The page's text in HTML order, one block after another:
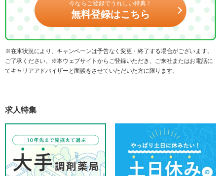
今ならご登録でうれしい特典！
無料登録はこちら
※在庫状況により、キャンペーンは予告なく変更・終了する場合がございます。
ご了承ください。※本ウェブサイトからご登録いただき、ご来社またはお電話に
てキャリアアドバイザーと面談をさせていただいた方に限ります。
求人特集